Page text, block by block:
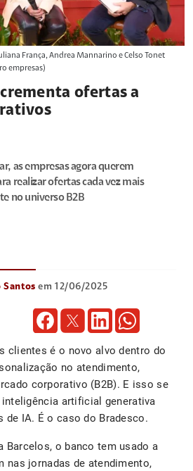
França, Andrea Mannarino e Celso Tonet
empresas)
ofertas a
as empresas agora querem
realizar ofertas cada vez mais
no universo B2B
Santos em 12/06/2025
clientes é o novo alvo dentro do
no atendimento,
corporativo (B2B). E isso se
artificial generativa
de IA. É o caso do Bradesco.
Barcelos, o banco tem usado a
nas jornadas de atendimento,